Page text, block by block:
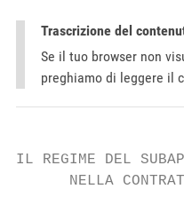
Trascrizione del
Se il tuo browser non
preghiamo di leggere il
IL REGIME DEL
NELLA